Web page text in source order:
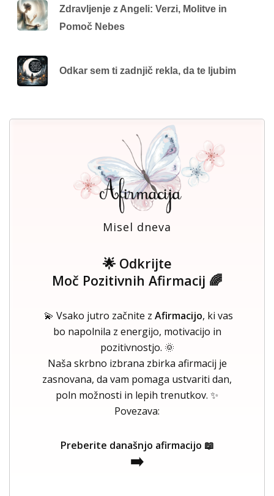
Zdravljenje z Angeli: Verzi, Molitve in
Pomoč Nebes
Odkar sem ti zadnjič rekla, da te ljubim
Misel dneva
🌟 Odkrijte
Moč Pozitivnih Afirmacij 🌈
💫 Vsako jutro začnite z Afirmacijo, ki vas
bo napolnila z energijo, motivacijo in
pozitivnostjo. 🌞
Naša skrbno izbrana zbirka afirmacij je
zasnovana, da vam pomaga ustvariti dan,
poln možnosti in lepih trenutkov. ✨
Povezava:
Preberite današnjo afirmacijo 📖
➡️